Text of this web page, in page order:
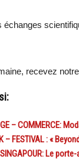
échanges
recevez
– COMMERCE:
– FESTIVAL : «
Le